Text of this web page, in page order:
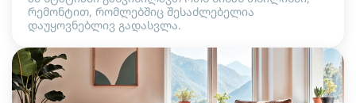
რემონტით, რომლებშიც შესაძლებელია
დაუყოვნებლივ გადასვლა.